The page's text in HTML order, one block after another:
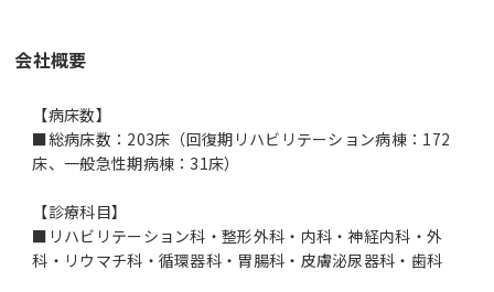
会社概要
【病床数】
■総病床数：203床（回復期リハビリテーション病棟：172
床、一般急性期病棟：31床）
【診療科目】
■リハビリテーション科・整形外科・内科・神経内科・外
科・リウマチ科・循環器科・胃腸科・皮膚泌尿器科・歯科